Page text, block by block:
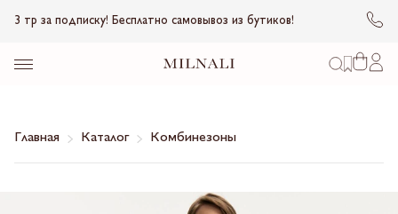
3 тр за подписку! Бесплатно самовывоз из бутиков!
Главная Каталог Комбинезоны